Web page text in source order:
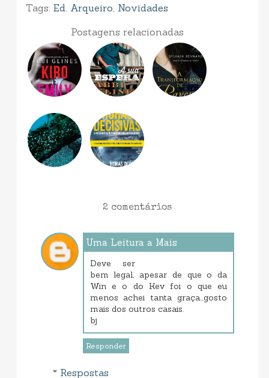
Tags: Ed. Arqueiro, Novidades
Postagens relacionadas
2 comentários
Uma Leitura a Mais
Deve ser
bem legal, apesar de que o da
Win e o do Kev foi o que eu
menos achei tanta graça...gosto
mais dos outros casais.
bj
Responder
Respostas